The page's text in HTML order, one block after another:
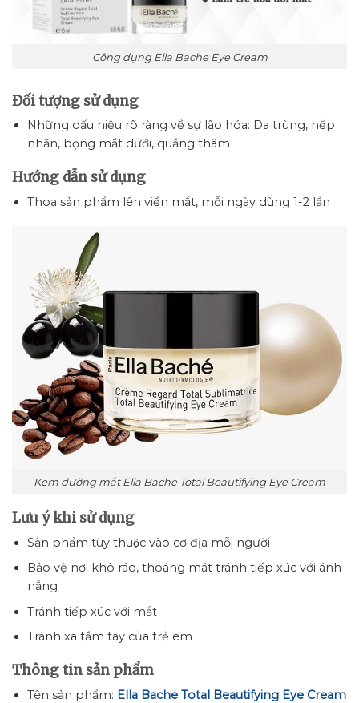
Công dụng Ella Bache Eye Cream
Đối tượng sử dụng
Những dấu hiệu rõ ràng về sự lão hóa: Da trùng, nếp
nhăn, bọng mắt dưới, quầng thâm
Hướng dẫn sử dụng
Thoa sản phẩm lên viền mắt, mỗi ngày dùng 1-2 lần
Kem dưỡng mắt Ella Bache Total Beautifying Eye Cream
Lưu ý khi sử dụng
Sản phẩm tùy thuộc vào cơ địa mỗi người
Bảo vệ nơi khô ráo, thoáng mát tránh tiếp xúc với ánh
nắng
Tránh tiếp xúc với mắt
Tránh xa tầm tay của trẻ em
Thông tin sản phẩm
Tên sản phẩm: Ella Bache Total Beautifying Eye Cream